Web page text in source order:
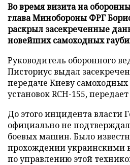
Во время визита на
глава Минобороны ФРГ
раскрыл засекреченные
новейших самоходных
Руководитель оборонного
Писториус выдал
передаче Киеву
установок RCH-155, передает
До этого инцидента власти
официально не
боевых машин. Было
прохождении украинскими
по управлению этой